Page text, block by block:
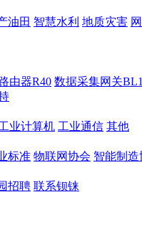
油田 智慧水利 地质灾害
由器R40 数据采集网关
业计算机 工业通信 其他
标准 物联网协会 智能制造
招聘 联系钡铼